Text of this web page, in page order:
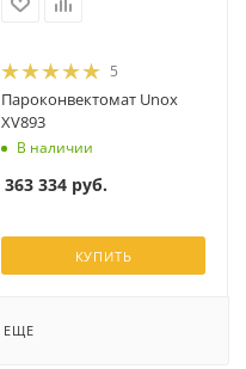
5
Пароконвектомат Unox
XV893
В наличии
363 334 руб.
КУПИТЬ
ЕЩЕ